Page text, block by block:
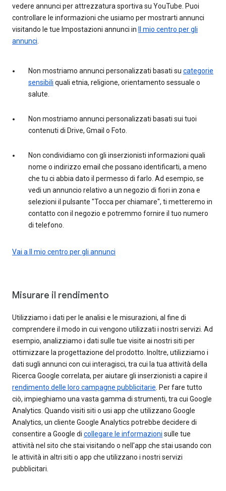
vedere annunci per attrezzatura sportiva su YouTube. Puoi
controllare le informazioni che usiamo per mostrarti annunci
visitando le tue Impostazioni annunci in
Il mio centro per gli
annunci
Non mostriamo annunci personalizzati basati su categorie
sensibili quali etnia, religione, orientamento sessuale o
salute.
Non mostriamo annunci personalizzati basati sui tuoi
contenuti di Drive, Gmail o Foto.
Non condividiamo con gli inserzionisti informazioni quali
nome o indirizzo email che possano identificarti, a meno
che tu ci abbia dato il permesso di farlo. Ad esempio, se
vedi un annuncio relativo a un negozio di fiori in zona e
selezioni il pulsante "Tocca per chiamare", ti metteremo in
contatto con il negozio e potremmo fornire il tuo numero
di telefono.
Vai a Il mio centro per gli annunci
Misurare il rendimento
Utilizziamo i dati per le analisi e le misurazioni, al fine di
comprendere il modo in cui vengono utilizzati i nostri servizi. Ad
esempio, analizziamo i dati sulle tue visite ai nostri siti per
ottimizzare la progettazione del prodotto. Inoltre, utilizziamo i
dati sugli annunci con cui interagisci, tra cui la tua attività della
Ricerca Google correlata, per aiutare gli inserzionisti a capire il
rendimento delle loro campagne pubblicitarie . Per fare tutto
ciò, impieghiamo una vasta gamma di strumenti, tra cui Google
Analytics. Quando visiti siti o usi app che utilizzano Google
Analytics, un cliente Google Analytics potrebbe decidere di
consentire a Google di collegare le informazioni sulle tue
attività nel sito che stai visitando o nell'app che stai usando con
le attività in altri siti o app che utilizzano i nostri servizi
pubblicitari.